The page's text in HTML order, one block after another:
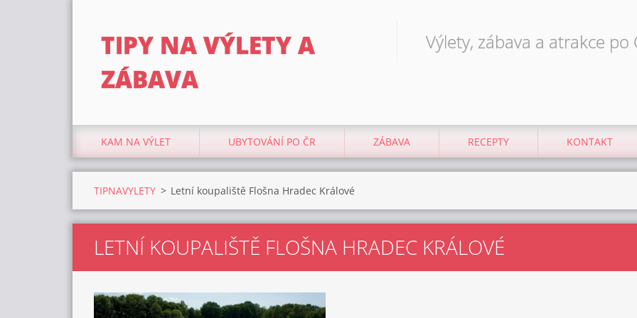
TIPY NA VÝLETY A
ZÁBAVA
Výlety, zábava a atrakce po
KAM NA VÝLET UBYTOVÁNÍ PO ČR ZÁBAVA RECEPTY KONTAKT
TIPNAVYLETY > Letní koupaliště Flošna Hradec Králové
LETNÍ KOUPALIŠTĚ FLOŠNA HRADEC KRÁLOVÉ